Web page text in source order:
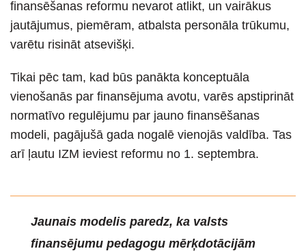
finansēšanas reformu nevarot atlikt, un vairākus
jautājumus, piemēram, atbalsta personāla trūkumu,
varētu risināt atsevišķi.
Tikai pēc tam, kad būs panākta konceptuāla
vienošanās par finansējuma avotu, varēs apstiprināt
normatīvo regulējumu par jauno finansēšanas
modeli, pagājušā gada nogalē vienojās valdība. Tas
arī ļautu IZM ieviest reformu no 1. septembra.
Jaunais modelis paredz, ka valsts
finansējumu pedagogu mērķdotācijām